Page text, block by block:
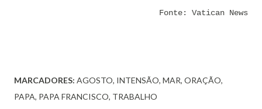
Fonte: Vatican News
MARCADORES: AGOSTO INTENSÃO MAR ORAÇÃO
PAPA PAPA FRANCISCO TRABALHO